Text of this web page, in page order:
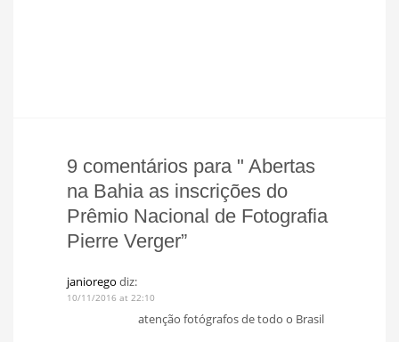
9 comentários para " Abertas
na Bahia as inscrições do
Prêmio Nacional de Fotografia
Pierre Verger”
janiorego diz:
10/11/2016 at 22:10
atenção fotógrafos de todo o Brasil